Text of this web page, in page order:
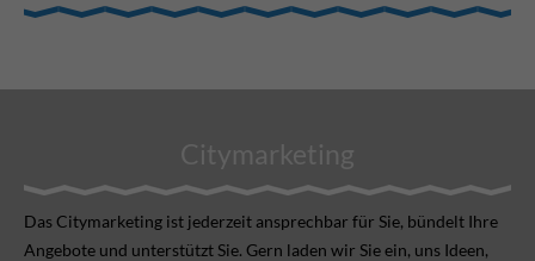
Citymarketing
Das Citymarketing ist jederzeit ansprechbar für Sie, bündelt Ihre
Angebote und unterstützt Sie. Gern laden wir Sie ein, uns Ideen,